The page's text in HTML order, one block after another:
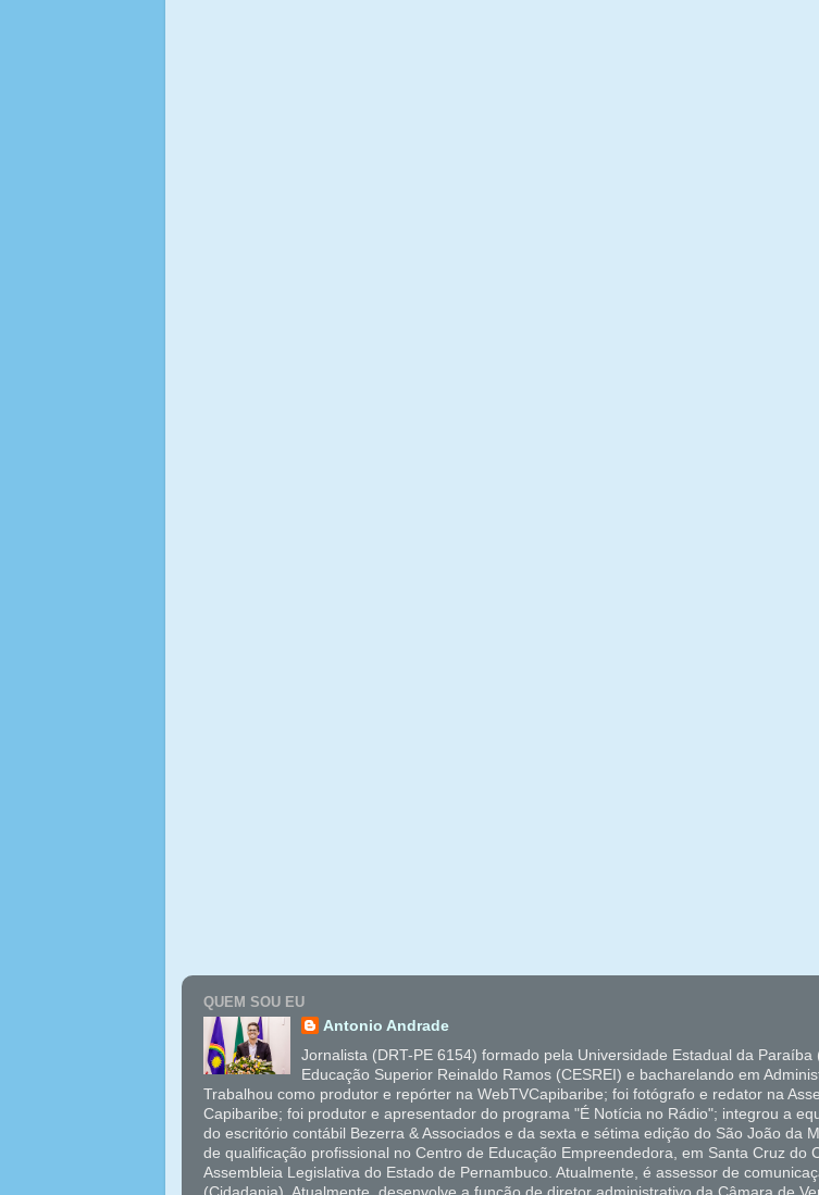
QUEM SOU EU
Antonio Andrade
Jornalista (DRT-PE 6154) formado pela Universidade Estadual da
Educação Superior Reinaldo Ramos (CESREI) e bacharelando em
Trabalhou como produtor e repórter na WebTVCapibaribe; foi fotógrafo e redator na
Capibaribe; foi produtor e apresentador do programa "É Notícia no Rádio"; integrou a
do escritório contábil Bezerra & Associados e da sexta e sétima edição do São João da
de qualificação profissional no Centro de Educação Empreendedora, em Santa Cruz do
Assembleia Legislativa do Estado de Pernambuco. Atualmente, é assessor de